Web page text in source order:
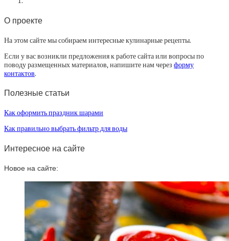
О проекте
На этом сайте мы собираем интересные кулинарные рецепты.
Если у вас возникли предложения к работе сайта или вопросы по
поводу размещенных материалов, напишите нам через форму
контактов.
Полезные статьи
Как оформить праздник шарами
Как правильно выбрать фильтр для воды
Интересное на сайте
Новое на сайте: